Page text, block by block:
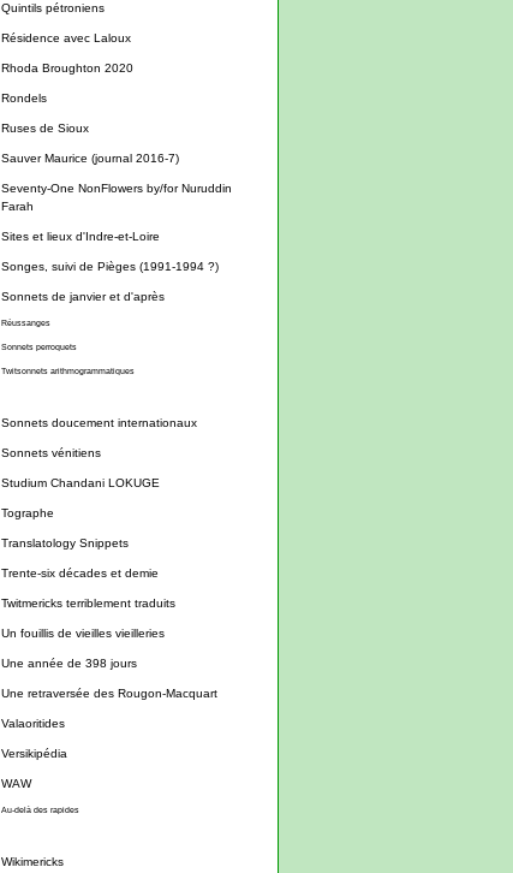
Quintils pétroniens
Résidence avec Laloux
Rhoda Broughton 2020
Rondels
Ruses de Sioux
Sauver Maurice (journal 2016-7)
Seventy-One NonFlowers by/for Nuruddin
Farah
Sites et lieux d'Indre-et-Loire
Songes, suivi de Pièges (1991-1994 ?)
Sonnets de janvier et d'après
Réussanges
Sonnets perroquets
Twitsonnets arithmogrammatiques
Sonnets doucement internationaux
Sonnets vénitiens
Studium Chandani LOKUGE
Tographe
Translatology Snippets
Trente-six décades et demie
Twitmericks terriblement traduits
Un fouillis de vieilles vieilleries
Une année de 398 jours
Une retraversée des Rougon-Macquart
Valaoritides
Versikipédia
WAW
Au-delà des rapides
Wikimericks